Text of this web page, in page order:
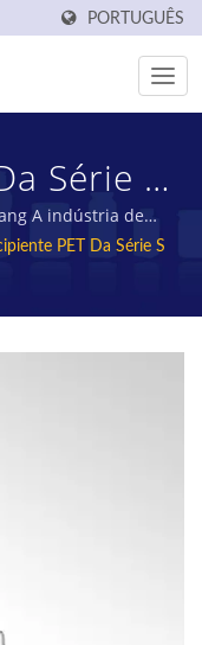
PORTUGUÊS
Série S
E
CO., LTD.
A indústria de
de pré-formas
PET Da Série S